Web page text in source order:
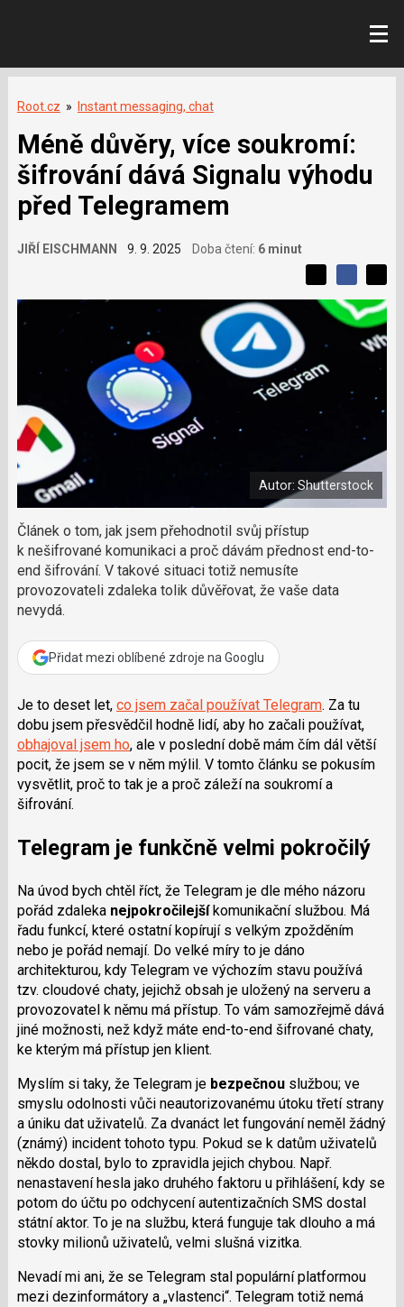
Root.cz » Instant messaging, chat
Méně důvěry, více soukromí:
šifrování dává Signalu výhodu
před Telegramem
JIŘÍ EISCHMANN 9. 9. 2025 Doba čtení: 6 minut
b
s
e
n
e
d
r
e
d
a
S
d
í
S
d
í
l
n
o
d
í
l
e
n
t
Autor: Shutterstock
Článek o tom, jak jsem přehodnotil svůj přístup
k nešifrované komunikaci a proč dávám přednost end-to-
end šifrování. V takové situaci totiž nemusíte
provozovateli zdaleka tolik důvěřovat, že vaše data
nevydá.
Přidat mezi oblíbené zdroje na Googlu
Je to deset let, co jsem začal používat Telegram. Za tu
dobu jsem přesvědčil hodně lidí, aby ho začali používat,
obhajoval jsem ho, ale v poslední době mám čím dál větší
pocit, že jsem se v něm mýlil. V tomto článku se pokusím
vysvětlit, proč to tak je a proč záleží na soukromí a
šifrování.
Telegram je funkčně velmi pokročilý
Na úvod bych chtěl říct, že Telegram je dle mého názoru
pořád zdaleka nejpokročilejšíkomunikační službou. Má
řadu funkcí, které ostatní kopírují s velkým zpožděním
nebo je pořád nemají. Do velké míry to je dáno
architekturou, kdy Telegram ve výchozím stavu používá
tzv. cloudové chaty, jejichž obsah je uložený na serveru a
provozovatel k němu má přístup. To vám samozřejmě dává
jiné možnosti, než když máte end-to-end šifrované chaty,
ke kterým má přístup jen klient.
Myslím si taky, že Telegram je bezpečnouslužbou; ve
smyslu odolnosti vůči neautorizovanému útoku třetí strany
a úniku dat uživatelů. Za dvanáct let fungování neměl žádný
(známý) incident tohoto typu. Pokud se k datům uživatelů
někdo dostal, bylo to zpravidla jejich chybou. Např.
nenastavení hesla jako druhého faktoru u přihlášení, kdy se
potom do účtu po odchycení autentizačních SMS dostal
státní aktor. To je na službu, která funguje tak dlouho a má
stovky milionů uživatelů, velmi slušná vizitka.
Nevadí mi ani, že se Telegram stal populární platformou
mezi dezinformátory a „vlastenci“. Telegram totiž nemá